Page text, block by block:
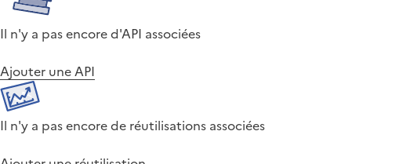
Il n'y a pas encore d'API associées
Ajouter une API
Il n'y a pas encore de réutilisations associées